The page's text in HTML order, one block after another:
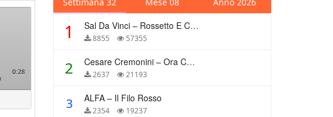
0:28
1 Sal Da Vinci – Rossetto E Caffè
8855 57355
2 Cesare Cremonini – Ora Che Non Ho Più Te
2637 21193
3 ALFA – Il Filo Rosso
2354 19237